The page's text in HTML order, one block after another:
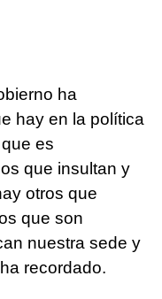
ha
hay en la política
es
que insultan y
otros que
que son
nuestra sede y
recordado.